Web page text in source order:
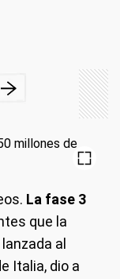
La fase 3
que la
al
Italia, dio a